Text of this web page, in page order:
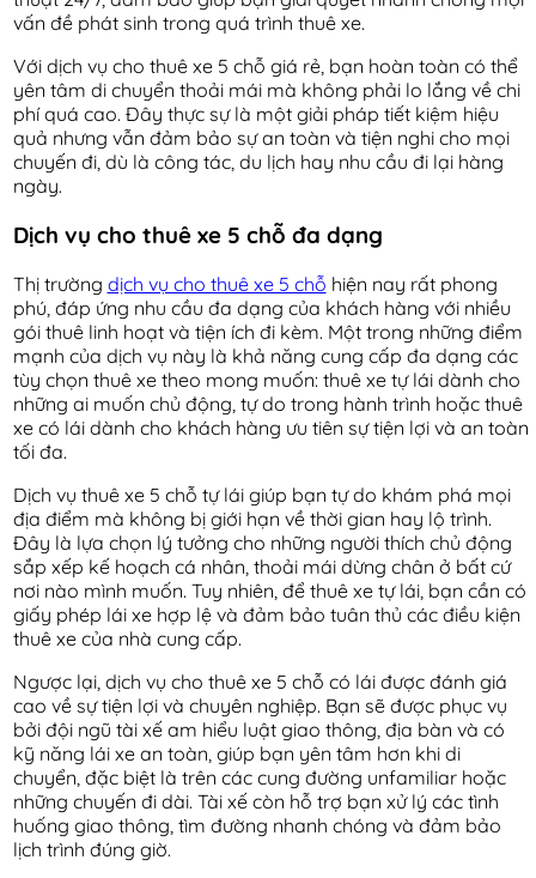
vấn đề phát sinh trong quá trình thuê xe.
Với dịch vụ cho thuê xe 5 chỗ giá rẻ, bạn hoàn toàn có thể
yên tâm di chuyển thoải mái mà không phải lo lắng về chi
phí quá cao. Đây thực sự là một giải pháp tiết kiệm hiệu
quả nhưng vẫn đảm bảo sự an toàn và tiện nghi cho mọi
chuyến đi, dù là công tác, du lịch hay nhu cầu đi lại hàng
ngày.
Dịch vụ cho thuê xe 5 chỗ đa dạng
Thị trường dịch vụ cho thuê xe 5 chỗ hiện nay rất phong
phú, đáp ứng nhu cầu đa dạng của khách hàng với nhiều
gói thuê linh hoạt và tiện ích đi kèm. Một trong những điểm
mạnh của dịch vụ này là khả năng cung cấp đa dạng các
tùy chọn thuê xe theo mong muốn: thuê xe tự lái dành cho
những ai muốn chủ động, tự do trong hành trình hoặc thuê
xe có lái dành cho khách hàng ưu tiên sự tiện lợi và an toàn
tối đa.
Dịch vụ thuê xe 5 chỗ tự lái giúp bạn tự do khám phá mọi
địa điểm mà không bị giới hạn về thời gian hay lộ trình.
Đây là lựa chọn lý tưởng cho những người thích chủ động
sắp xếp kế hoạch cá nhân, thoải mái dừng chân ở bất cứ
nơi nào mình muốn. Tuy nhiên, để thuê xe tự lái, bạn cần có
giấy phép lái xe hợp lệ và đảm bảo tuân thủ các điều kiện
thuê xe của nhà cung cấp.
Ngược lại, dịch vụ cho thuê xe 5 chỗ có lái được đánh giá
cao về sự tiện lợi và chuyên nghiệp. Bạn sẽ được phục vụ
bởi đội ngũ tài xế am hiểu luật giao thông, địa bàn và có
kỹ năng lái xe an toàn, giúp bạn yên tâm hơn khi di
chuyển, đặc biệt là trên các cung đường unfamiliar hoặc
những chuyến đi dài. Tài xế còn hỗ trợ bạn xử lý các tình
huống giao thông, tìm đường nhanh chóng và đảm bảo
lịch trình đúng giờ.